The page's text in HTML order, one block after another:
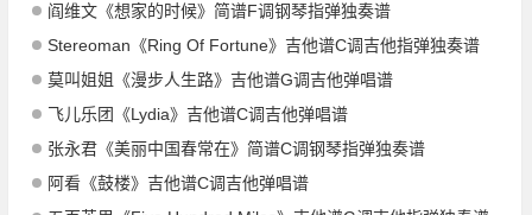
阎维文《想家的时候》简谱F调钢琴指弹独奏谱
Stereoman《Ring Of Fortune》吉他谱C调吉他指弹独奏谱
莫叫姐姐《漫步人生路》吉他谱G调吉他弹唱谱
飞儿乐团《Lydia》吉他谱C调吉他弹唱谱
张永君《美丽中国春常在》简谱C调钢琴指弹独奏谱
阿看《鼓楼》吉他谱C调吉他弹唱谱